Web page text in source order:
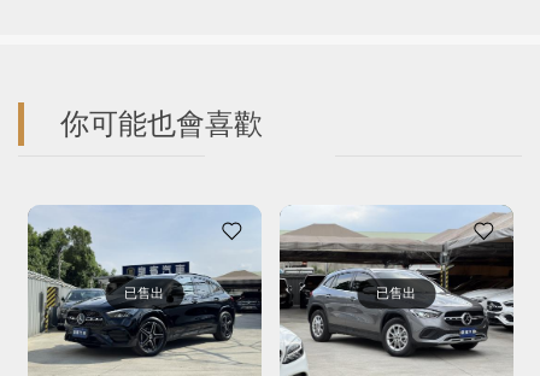
你可能也會喜歡
已售出 已售出